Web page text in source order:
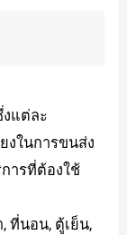
แต่ละ
งในการขนส่ง
ารที่ต้องใช้
ที่นอน, ตู้เย็น,